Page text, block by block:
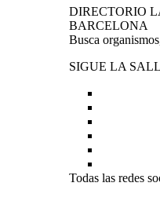
DIRECTORIO
BARCELONA
Busca
SIGUE LA
Todas las redes